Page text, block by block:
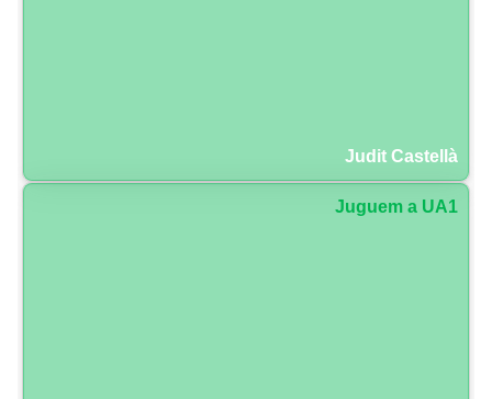
Judit Castellà
Juguem a UA1